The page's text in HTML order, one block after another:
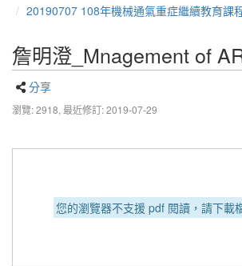
20190707 108年機械通氣重症繼續教育課
詹明澄_Mnagement of
分享
瀏覽: 2918, 最近修訂: 2019-07-29
您的瀏覽器不支援 pdf 閱讀，請下載